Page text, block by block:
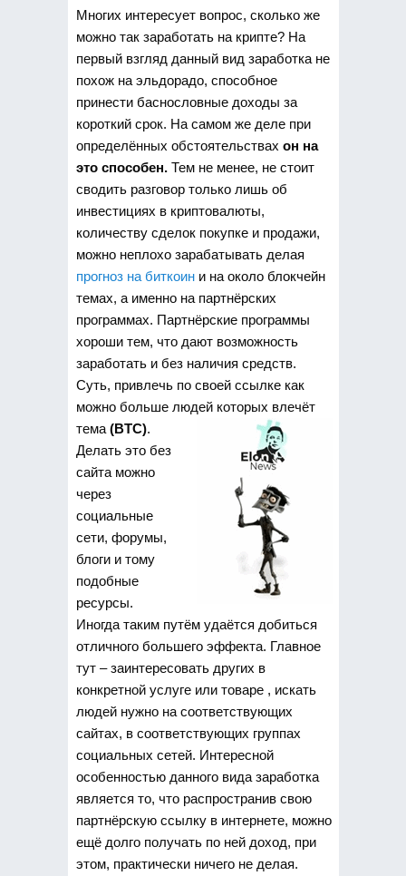
Многих интересует вопрос, сколько же
можно так заработать на крипте? На
первый взгляд данный вид заработка не
похож на эльдорадо, способное
принести баснословные доходы за
короткий срок. На самом же деле при
определённых обстоятельствах он на
это способен.Тем не менее, не стоит
сводить разговор только лишь об
инвестициях в криптовалюты,
количеству сделок покупке и продажи,
можно неплохо зарабатывать делая
прогноз на биткоини на около блокчейн
темах, а именно на партнёрских
программах. Партнёрские программы
хороши тем, что дают возможность
заработать и без наличия средств.
Суть, привлечь по своей ссылке как
можно больше людей которых влечёт
тема (BTC).
Делать это без
сайта можно
через
социальные
сети, форумы,
блоги и тому
подобные
ресурсы.
Иногда таким путём удаётся добиться
отличного большего эффекта. Главное
тут – заинтересовать других в
конкретной услуге или товаре , искать
людей нужно на соответствующих
сайтах, в соответствующих группах
социальных сетей. Интересной
особенностью данного вида заработка
является то, что распространив свою
партнёрскую ссылку в интернете, можно
ещё долго получать по ней доход, при
этом, практически ничего не делая.